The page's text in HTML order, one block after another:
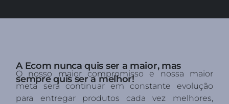
A Ecom nunca quis ser a maior, mas
sempre quis ser a melhor!
O nosso maior compromisso e nossa maior
meta será continuar em constante evolução
para entregar produtos cada vez melhores,